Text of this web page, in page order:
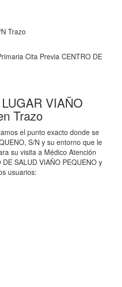
Trazo
Cita Previa CENTRO DE
VIAÑO
Trazo
el punto exacto donde se
S/N y su entorno que le
su visita a Médico Atención
SALUD VIAÑO PEQUENO y
usuarios: